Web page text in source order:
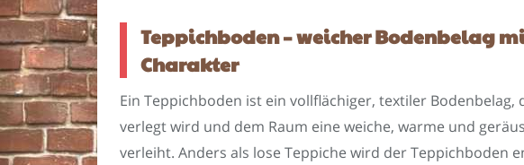
Teppichboden – weicher Bodenbelag
Charakter
Ein Teppichboden ist ein vollflächiger, textiler
verlegt wird und dem Raum eine weiche, warme und
verleiht. Anders als lose Teppiche wird der Teppichboden